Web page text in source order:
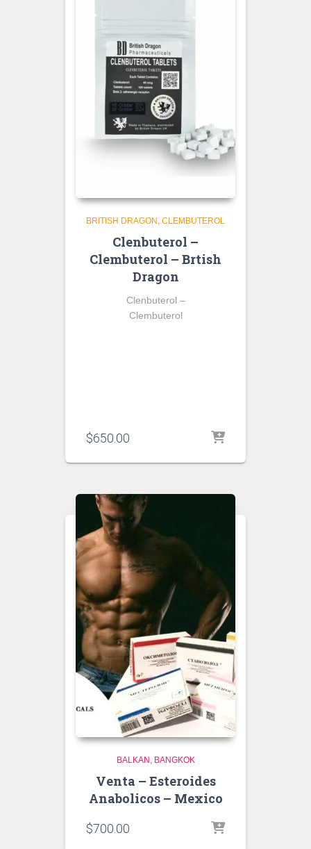
BRITISH DRAGON CLEMBUTEROL
Clenbuterol –
Clembuterol – Brtish
Dragon
Clenbuterol –
Clembuterol
$650.00
BALKAN BANGKOK
Venta – Esteroides
Anabolicos – Mexico
$700.00